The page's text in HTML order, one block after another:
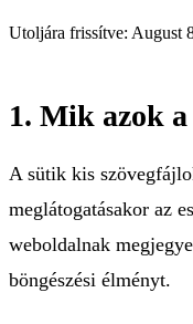
Utoljára frissítve: August
1. Mik azok
A sütik kis
meglátogatásakor az
weboldalnak
böngészési élményt.